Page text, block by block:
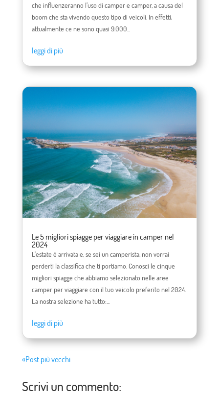
che influenzeranno l’uso di camper e camper, a causa del
boom che sta vivendo questo tipo di veicoli. In effetti,
attualmente ce ne sono quasi 9.000...
leggi di più
Le 5 migliori spiagge per viaggiare in camper nel
2024
L'estate è arrivata e, se sei un camperista, non vorrai
perderti la classifica che ti portiamo. Conosci le cinque
migliori spiagge che abbiamo selezionato nelle aree
camper per viaggiare con il tuo veicolo preferito nel 2024.
La nostra selezione ha tutto:...
leggi di più
«Post più vecchi
Scrivi un commento: